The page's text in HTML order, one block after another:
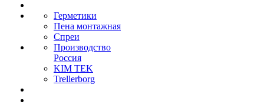
Герметики
Пена монтажная
Спреи
Производство
Россия
KIM TEK
Trellerborg